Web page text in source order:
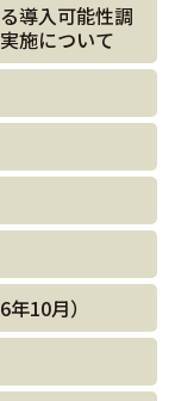
導入可能性調
施について
10月）